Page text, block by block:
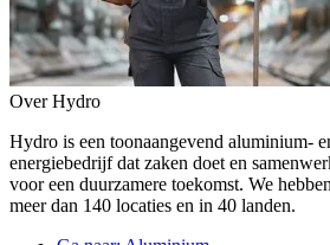
Over Hydro
Hydro is een toonaangevend aluminium-
energiebedrijf dat zaken doet en
voor een duurzamere toekomst. We
meer dan 140 locaties en in 40 landen.